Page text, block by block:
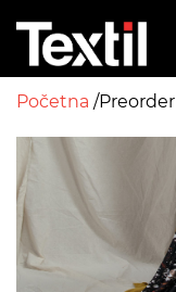
Početna Preorder